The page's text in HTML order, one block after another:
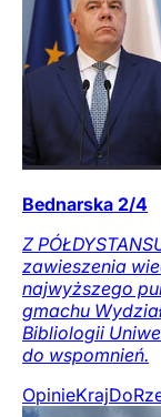
Bednarska 2/4
Z
zawieszenia
najwyższego
gmachu
Bibliologii
do wspomnień.
OpinieKraj